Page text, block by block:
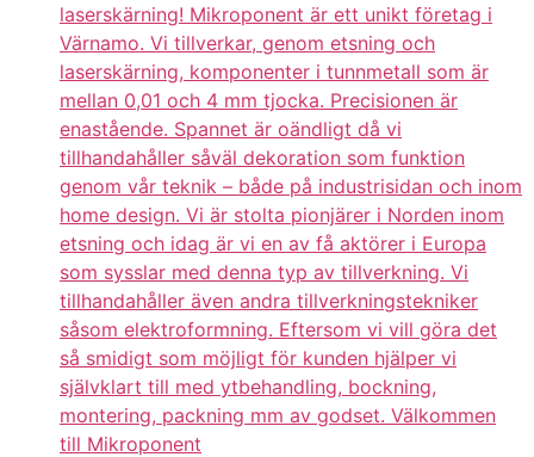
laserskärning! Mikroponent är ett unikt företag i
Värnamo. Vi tillverkar, genom etsning och
laserskärning, komponenter i tunnmetall som är
mellan 0,01 och 4 mm tjocka. Precisionen är
enastående. Spannet är oändligt då vi
tillhandahåller såväl dekoration som funktion
genom vår teknik – både på industrisidan och inom
home design. Vi är stolta pionjärer i Norden inom
etsning och idag är vi en av få aktörer i Europa
som sysslar med denna typ av tillverkning. Vi
tillhandahåller även andra tillverkningstekniker
såsom elektroformning. Eftersom vi vill göra det
så smidigt som möjligt för kunden hjälper vi
självklart till med ytbehandling, bockning,
montering, packning mm av godset. Välkommen
till Mikroponent